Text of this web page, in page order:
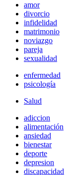
amor
divorcio
infidelidad
matrimonio
noviazgo
pareja
sexualidad
enfermedad
psicología
Salud
adiccion
alimentación
ansiedad
bienestar
deporte
depresion
discapacidad